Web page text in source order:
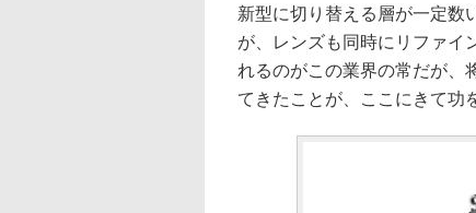
新型に切り替える層が一定数
が、レンズも同時にリファイ
れるのがこの業界の常だが、
てきたことが、ここにきて功